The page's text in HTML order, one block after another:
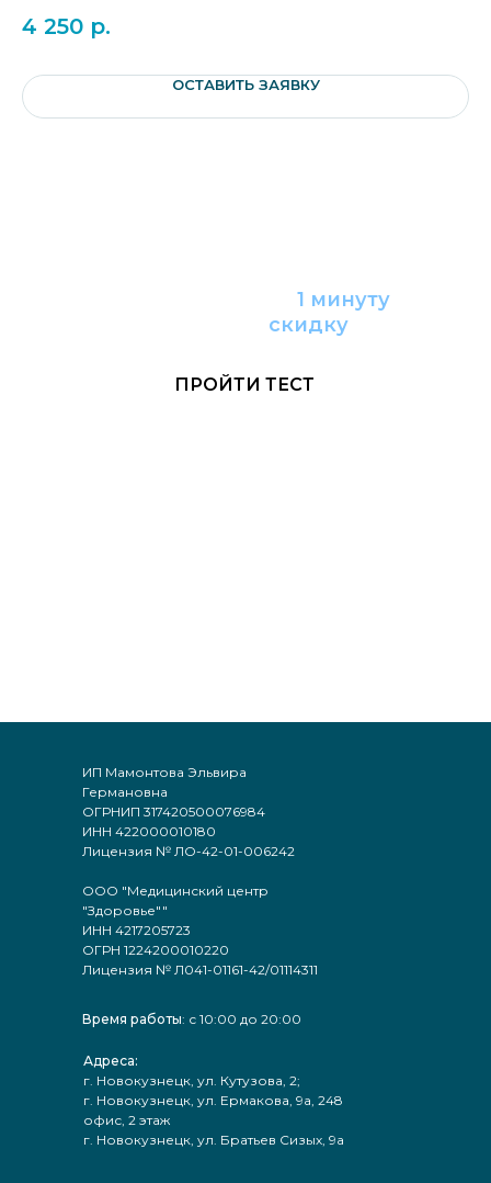
4 250 р.
ОСТАВИТЬ ЗАЯВКУ
1 минуту
скидку
ПРОЙТИ ТЕСТ
ИП Мамонтова Эльвира
Германовна
ОГРНИП 317420500076984
ИНН 422000010180
Лицензия № ЛО-42-01-006242
ООО "Медицинский центр
"Здоровье""
ИНН 4217205723
ОГРН 1224200010220
Лицензия № Л041-01161-42/01114311
Время работы: с 10:00 до 20:00
Адреса:
г. Новокузнецк, ул. Кутузова, 2;
г. Новокузнецк, ул. Ермакова, 9а, 248
офис, 2 этаж
г. Новокузнецк, ул. Братьев Сизых, 9а